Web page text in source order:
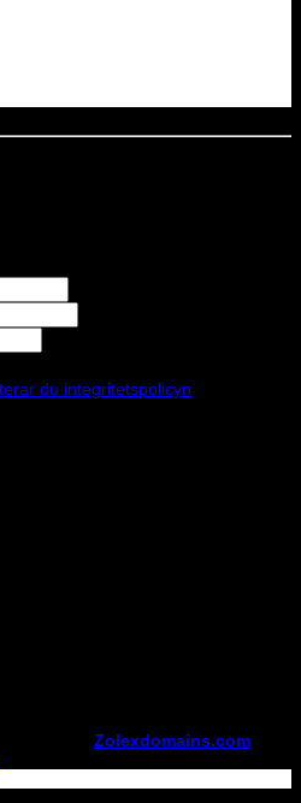
du integritetspolicyn
Zolexdomains.com